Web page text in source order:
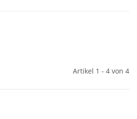
Artikel 1 - 4 von 4